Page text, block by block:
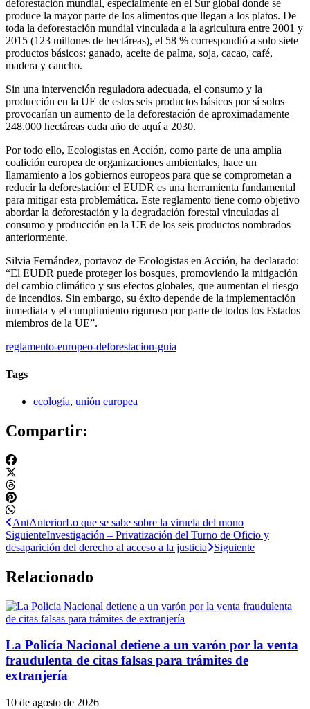
deforestación mundial, especialmente en el Sur global donde se
produce la mayor parte de los alimentos que llegan a los platos. De
toda la deforestación mundial vinculada a la agricultura entre 2001 y
2015 (123 millones de hectáreas), el 58 % correspondió a solo siete
productos básicos: ganado, aceite de palma, soja, cacao, café,
madera y caucho.
Sin una intervención reguladora adecuada, el consumo y la
producción en la UE de estos seis productos básicos por sí solos
provocarían un aumento de la deforestación de aproximadamente
248.000 hectáreas cada año de aquí a 2030.
Por todo ello, Ecologistas en Acción, como parte de una amplia
coalición europea de organizaciones ambientales, hace un
llamamiento a los gobiernos europeos para que se comprometan a
reducir la deforestación: el EUDR es una herramienta fundamental
para mitigar esta problemática. Este reglamento tiene como objetivo
abordar la deforestación y la degradación forestal vinculadas al
consumo y producción en la UE de los seis productos nombrados
anteriormente.
Silvia Fernández, portavoz de Ecologistas en Acción, ha declarado:
“El EUDR puede proteger los bosques, promoviendo la mitigación
del cambio climático y sus efectos globales, que aumentan el riesgo
de incendios. Sin embargo, su éxito depende de la implementación
inmediata y el cumplimiento riguroso por parte de todos los Estados
miembros de la UE”.
reglamento-europeo-deforestacion-guia
Tags
ecología, unión europea
Compartir:
AntAnteriorLo que se sabe sobre la viruela del mono
SiguienteInvestigación – Privatización del Turno de Oficio y
desaparición del derecho al acceso a la justicia
Siguiente
Relacionado
La Policía Nacional detiene a un varón por la venta
fraudulenta de citas falsas para trámites de
extranjería
10 de agosto de 2026